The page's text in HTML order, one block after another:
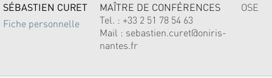
SÉBASTIEN CURET
Fiche personnelle
MAÎTRE DE CONFÉRENCES
Tel. : +33 2 51 78 54 63
Mail : sebastien.curet@oniris-
nantes.fr
OSE